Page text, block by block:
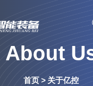
About
首页> 关于亿控